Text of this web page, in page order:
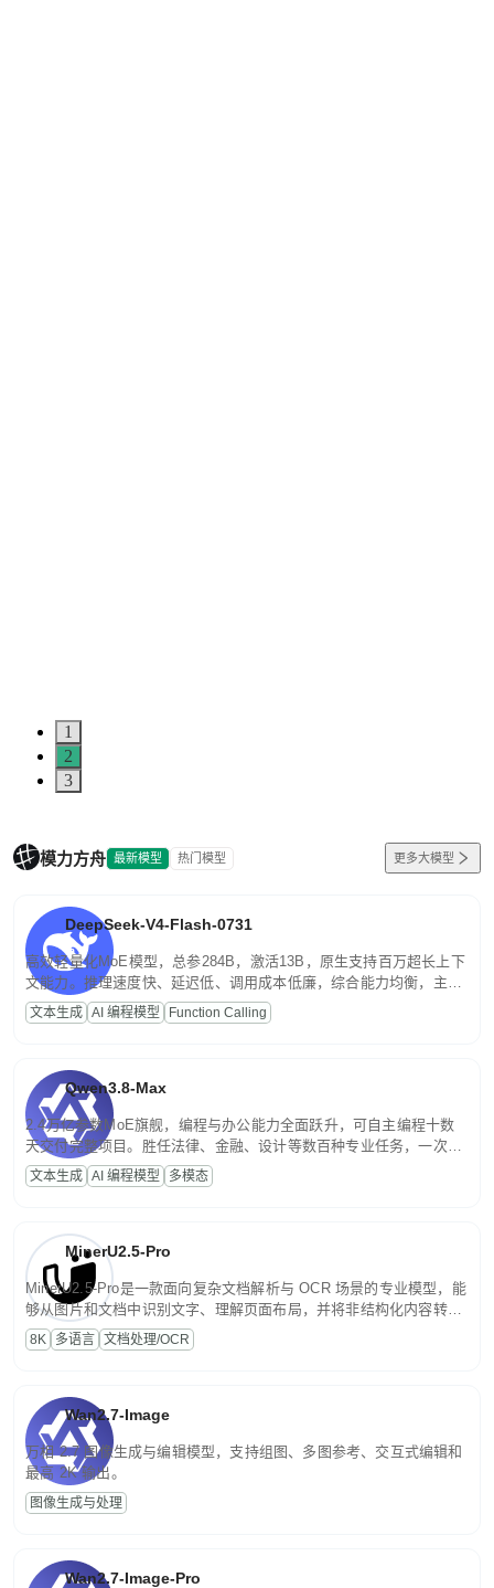
1
2
3
模力方舟 最新模型 热门模型 更多大模型
DeepSeek-V4-Flash-0731
高效轻量化MoE模型，总参284B，激活13B，原生支持百万超长上下
文能力。推理速度快、延迟低、调用成本低廉，综合能力均衡，主打
高并发、轻量化任务，适合日常对话、内容创作、基础 RAG、批量
文案处理等普惠刚需场景。
文本生成 AI 编程模型 Function Calling
Qwen3.8-Max
2.4万亿参数MoE旗舰，编程与办公能力全面跃升，可自主编程十数
天交付完整项目。胜任法律、金融、设计等数百种专业任务，一次对
话端到端交付生产级成果。原生视觉理解贯穿规划、执行与验证全流
程，支持超长文档与长视频的深度语义解析。长程任务中自主规划与
文本生成 AI 编程模型 多模态
MinerU2.5-Pro
MinerU2.5-Pro是一款面向复杂文档解析与 OCR 场景的专业模型，能
够从图片和文档中识别文字、理解页面布局，并将非结构化内容转换
为便于存储、检索和二次处理的结构化结果。
8K 多语言 文档处理/OCR
Wan2.7-Image
万相 2.7 图像生成与编辑模型，支持组图、多图参考、交互式编辑和
最高 2K 输出。
图像生成与处理
Wan2.7-Image-Pro